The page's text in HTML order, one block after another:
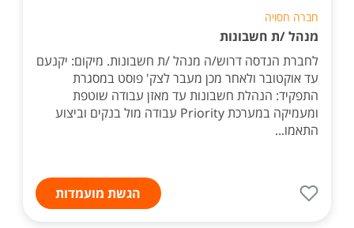
חברה חסויה
מנהל /ת חשבונות
לחברת הנדסה דרוש/ה מנהל /ת חשבונות. מיקום: יקנעם
עד אוקטובר ולאחר מכן מעבר לצק' פוסט במסגרת
התפקיד: הנהלת חשבונות עד מאזן עבודה שוטפת
ומעמיקה במערכת Priority עבודה מול בנקים וביצוע
התאמו...
הגשת מועמדות